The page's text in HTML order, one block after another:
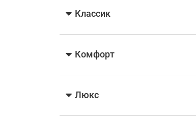
Классик
Комфорт
Люкс